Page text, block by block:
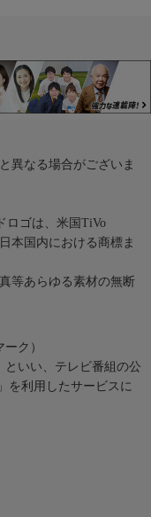
異なる場合がございま
ロゴは、米国TiVo
本国内における商標ま
等あらゆる素材の無断
ク）
といい、テレビ番組の公
を利用したサービスに